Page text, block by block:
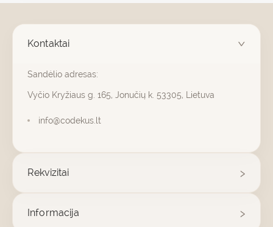
Kontaktai
Sandėlio adresas:
Vyčio Kryžiaus g. 165, Jonučių k. 53305, Lietuva
info@codekus.lt
Rekvizitai
Informacija